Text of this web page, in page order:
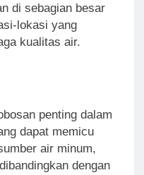
di sebagian besar
lokasi yang
kualitas air.
penting dalam
dapat memicu
air minum,
dengan